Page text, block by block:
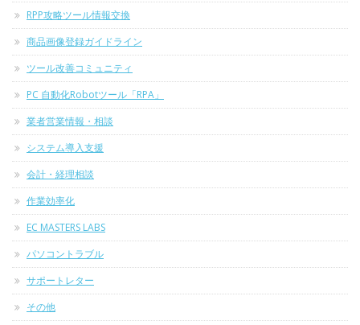
RPP攻略ツール情報交換
商品画像登録ガイドライン
ツール改善コミュニティ
PC 自動化Robotツール「RPA」
業者営業情報・相談
システム導入支援
会計・経理相談
作業効率化
EC MASTERS LABS
パソコントラブル
サポートレター
その他